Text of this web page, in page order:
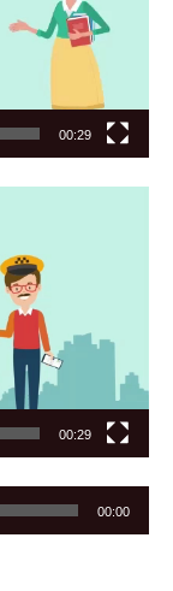
00:29
00:29
00:00